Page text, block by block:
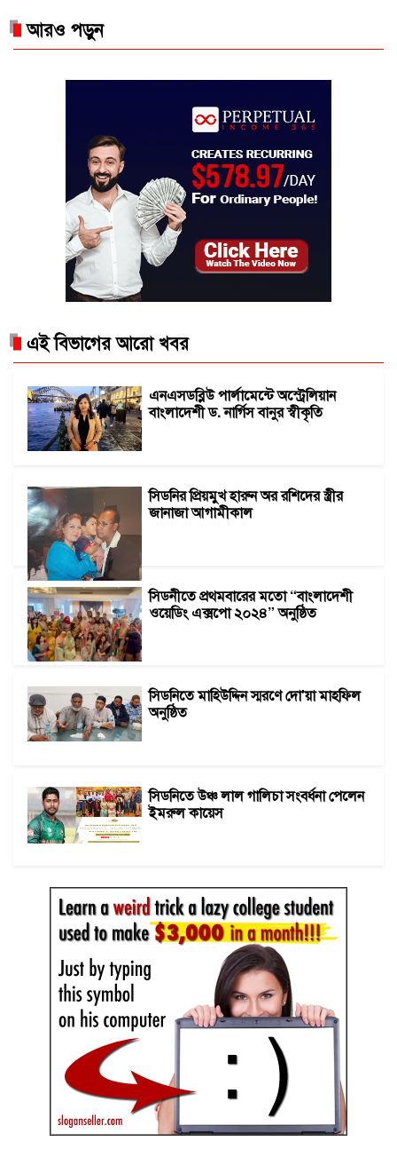
আরও পড়ুন
এই বিভাগের আরো খবর
এনএসডব্লিউ পার্লামেন্টে অস্ট্রেলিয়ান
বাংলাদেশী ড. নার্গিস বানুর স্বীকৃতি
সিডনির প্রিয়মুখ হারুন অর রশিদের স্ত্রীর
জানাজা আগামীকাল
সিডনীতে প্রথমবারের মতো “বাংলাদেশী
ওয়েডিং এক্সপো ২০২৪” অনুষ্ঠিত
সিডনিতে মাহিউদ্দিন স্মরণে দো'য়া মাহফিল
অনুষ্ঠিত
সিডনিতে উঞ্চ লাল গালিচা সংবর্ধনা পেলেন
ইমরুল কায়েস